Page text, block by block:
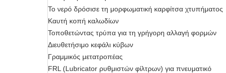
Το νερό δρόσισε τη μορφωματική καρφίτσα χτυπήματος
Καυτή κοπή καλωδίων
Τοποθετώντας τρύπα για τη γρήγορη αλλαγή φορμών
Διευθετήσιμο κεφάλι κύβων
Γραμμικός μετατροπέας
FRL (Lubricator ρυθμιστών φίλτρων) για πνευματικό